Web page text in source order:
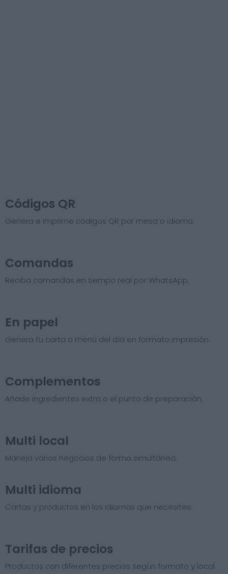
Códigos QR
Genera e imprime códigos QR por mesa o idioma.
Comandas
Reciba comandas en tiempo real por WhatsApp.
En papel
Genera tu carta o menú del día en formato impresión.
Complementos
Añade ingredientes extra o el punto de preparación.
Multi local
Maneja varios negocios de forma simultánea.
Multi idioma
Cartas y productos en los idiomas que necesites.
Tarifas de precios​
Productos con diferentes precios según formato y local.